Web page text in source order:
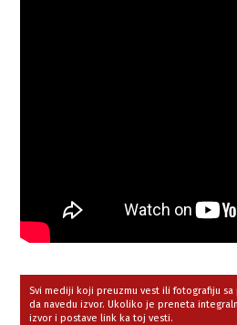
Svi mediji koji preuzmu vest ili fotografiju
da navedu izvor. Ukoliko je preneta
izvor i postave link ka toj vesti.